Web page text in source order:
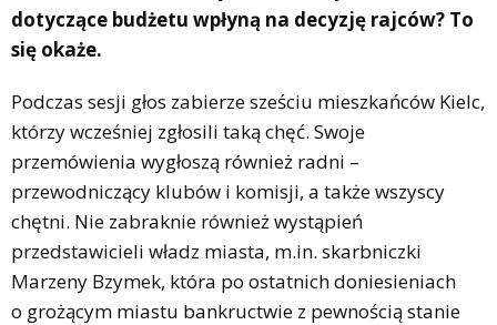
dotyczące budżetu wpłyną na decyzję rajców? To
się okaże.
Podczas sesji głos zabierze sześciu mieszkańców Kielc,
którzy wcześniej zgłosili taką chęć. Swoje
przemówienia wygłoszą również radni –
przewodniczący klubów i komisji, a także wszyscy
chętni. Nie zabraknie również wystąpień
przedstawicieli władz miasta, m.in. skarbniczki
Marzeny Bzymek, która po ostatnich doniesieniach
o grożącym miastu bankructwie z pewnością stanie